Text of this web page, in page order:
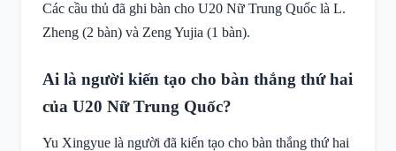
Các cầu thủ đã ghi bàn cho U20 Nữ Trung Quốc là L.
Zheng (2 bàn) và Zeng Yujia (1 bàn).
Ai là người kiến tạo cho bàn thắng thứ hai
của U20 Nữ Trung Quốc?
Yu Xingyue là người đã kiến tạo cho bàn thắng thứ hai